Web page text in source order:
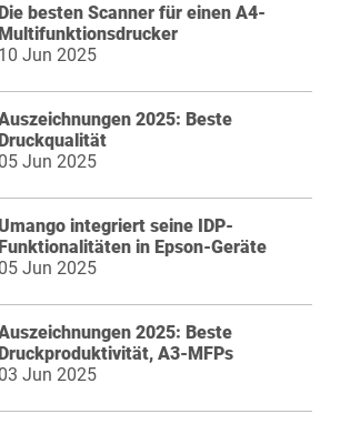
besten Scanner für einen A4-
10 Jun 2025
2025: Beste
05 Jun 2025
integriert seine IDP-
in Epson-Geräte
05 Jun 2025
2025: Beste
A3-MFPs
03 Jun 2025